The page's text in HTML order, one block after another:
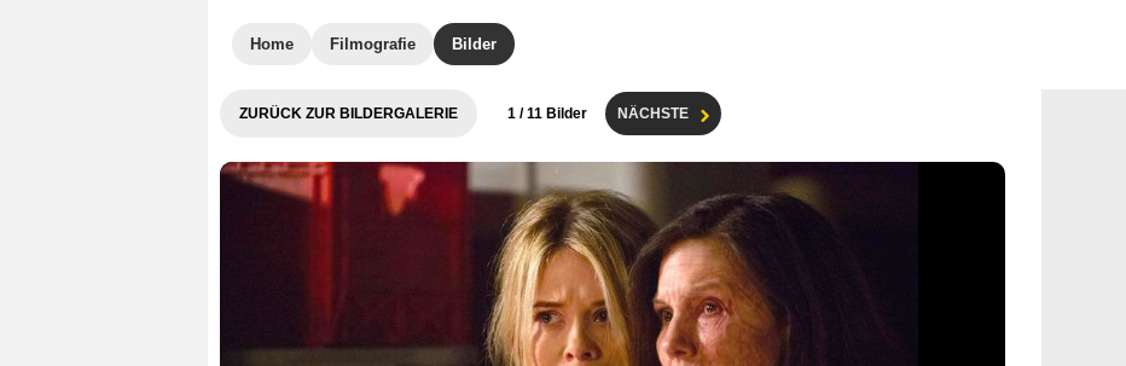
Home Filmografie Bilder
ZURÜCK ZUR BILDERGALERIE 1 / 11 Bilder NÄCHSTE